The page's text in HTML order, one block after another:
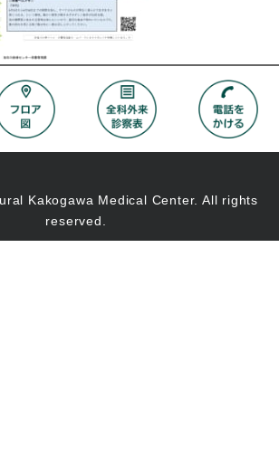
Kakogawa Medical Center. All rights
reserved.